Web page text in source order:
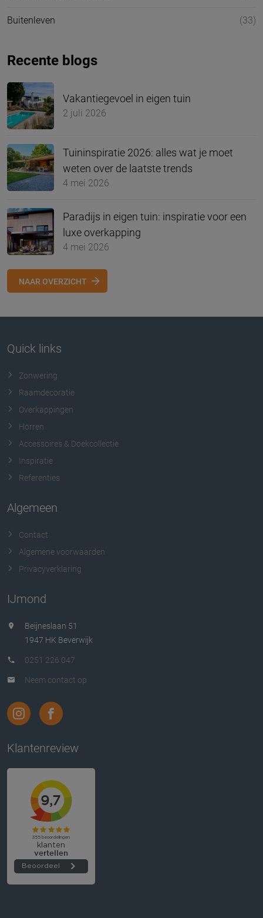
Buitenleven (33)
Recente blogs
Vakantiegevoel in eigen tuin
2 juli 2026
Tuininspiratie 2026: alles wat je moet
weten over de laatste trends
4 mei 2026
Paradijs in eigen tuin: inspiratie voor een
luxe overkapping
4 mei 2026
NAAR OVERZICHT
Quick links
Zonwering
Raamdecoratie
Overkappingen
Horren
Accessoires & Doekcollectie
Inspiratie
Referenties
Algemeen
Contact
Algemene voorwaarden
Privacyverklaring
IJmond
Beijneslaan 51
1947 HK Beverwijk
0251 226 047
Neem contact op
Klantenreview